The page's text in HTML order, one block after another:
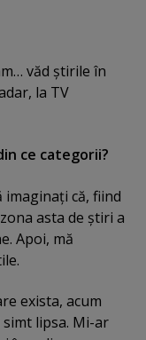
văd ştirile în
la TV
ce categorii?
imaginaţi că, fiind
asta de ştiri a
Apoi, mă
exista, acum
lipsa. Mi-ar